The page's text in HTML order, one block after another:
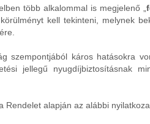
több alkalommal is megjelenő „
kell tekinteni, melynek
szempontjából káros hatásokra
jellegű nyugdíjbiztosításnak
Rendelet alapján az alábbi